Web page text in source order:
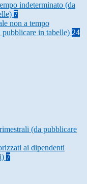
indeterminato (da
7
non a tempo
pubblicare in tabelle) 24
(da pubblicare
ai dipendenti
7